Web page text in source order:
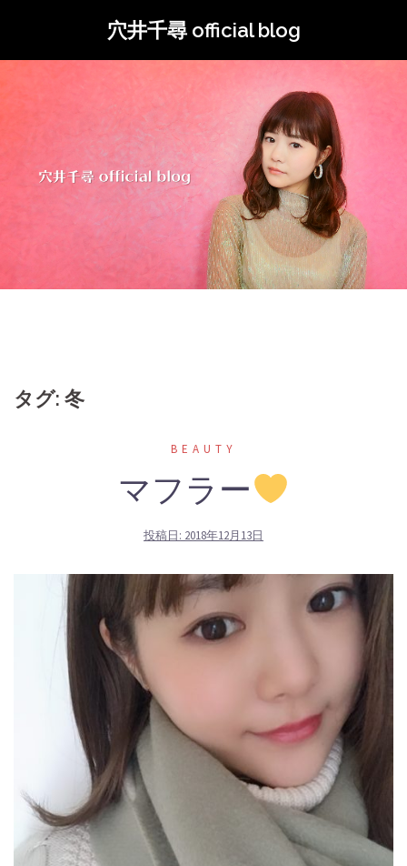
テ
穴井千尋 official blog
タグ: 冬
BEAUTY
マフラー
投稿日: 2018年12月13日